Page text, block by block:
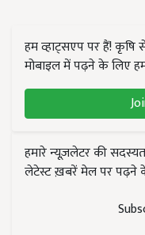
हम व्हाट्सएप पर हैं!
मोबाइल में पढ़ने के लिए
हमारे न्यूज़लेटर की
लेटेस्ट ख़बरें मेल पर पढ़ने